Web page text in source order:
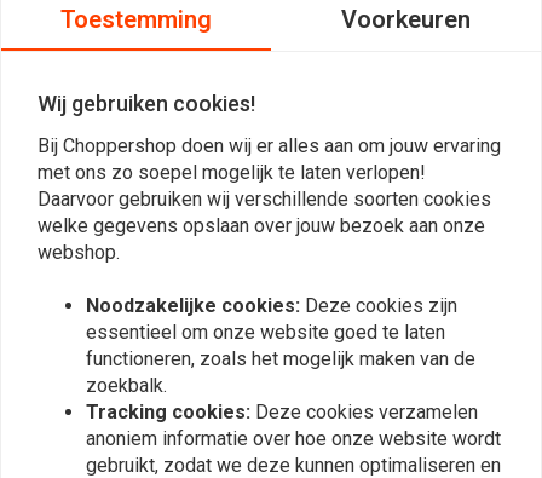
11.5" FLARE Windscherm
FLH 14> (Selecteer kleur)
€283,26
5" FLARE Windscherm
FLH 2014 < (Selecteer
KLOCK WERKS KUSTOM
3.5" FLARE Windscherm
Zwart FLH 96-13
KLOCK WERKS KUSTOM
3.5" FLARE Windscherm
Dark Smoke FLH 96-13
Toestemming Voorkeuren
Wij gebruiken cookies!
Bij Choppershop doen wij er alles aan om jouw ervaring
met ons zo soepel mogelijk te laten verlopen!
Daarvoor gebruiken wij verschillende soorten cookies
welke gegevens opslaan over jouw bezoek aan onze
webshop.
Noodzakelijke cookies: Deze cookies zijn
essentieel om onze website goed te laten
functioneren, zoals het mogelijk maken van de
zoekbalk.
Tracking cookies: Deze cookies verzamelen
anoniem informatie over hoe onze website wordt
gebruikt, zodat we deze kunnen optimaliseren en